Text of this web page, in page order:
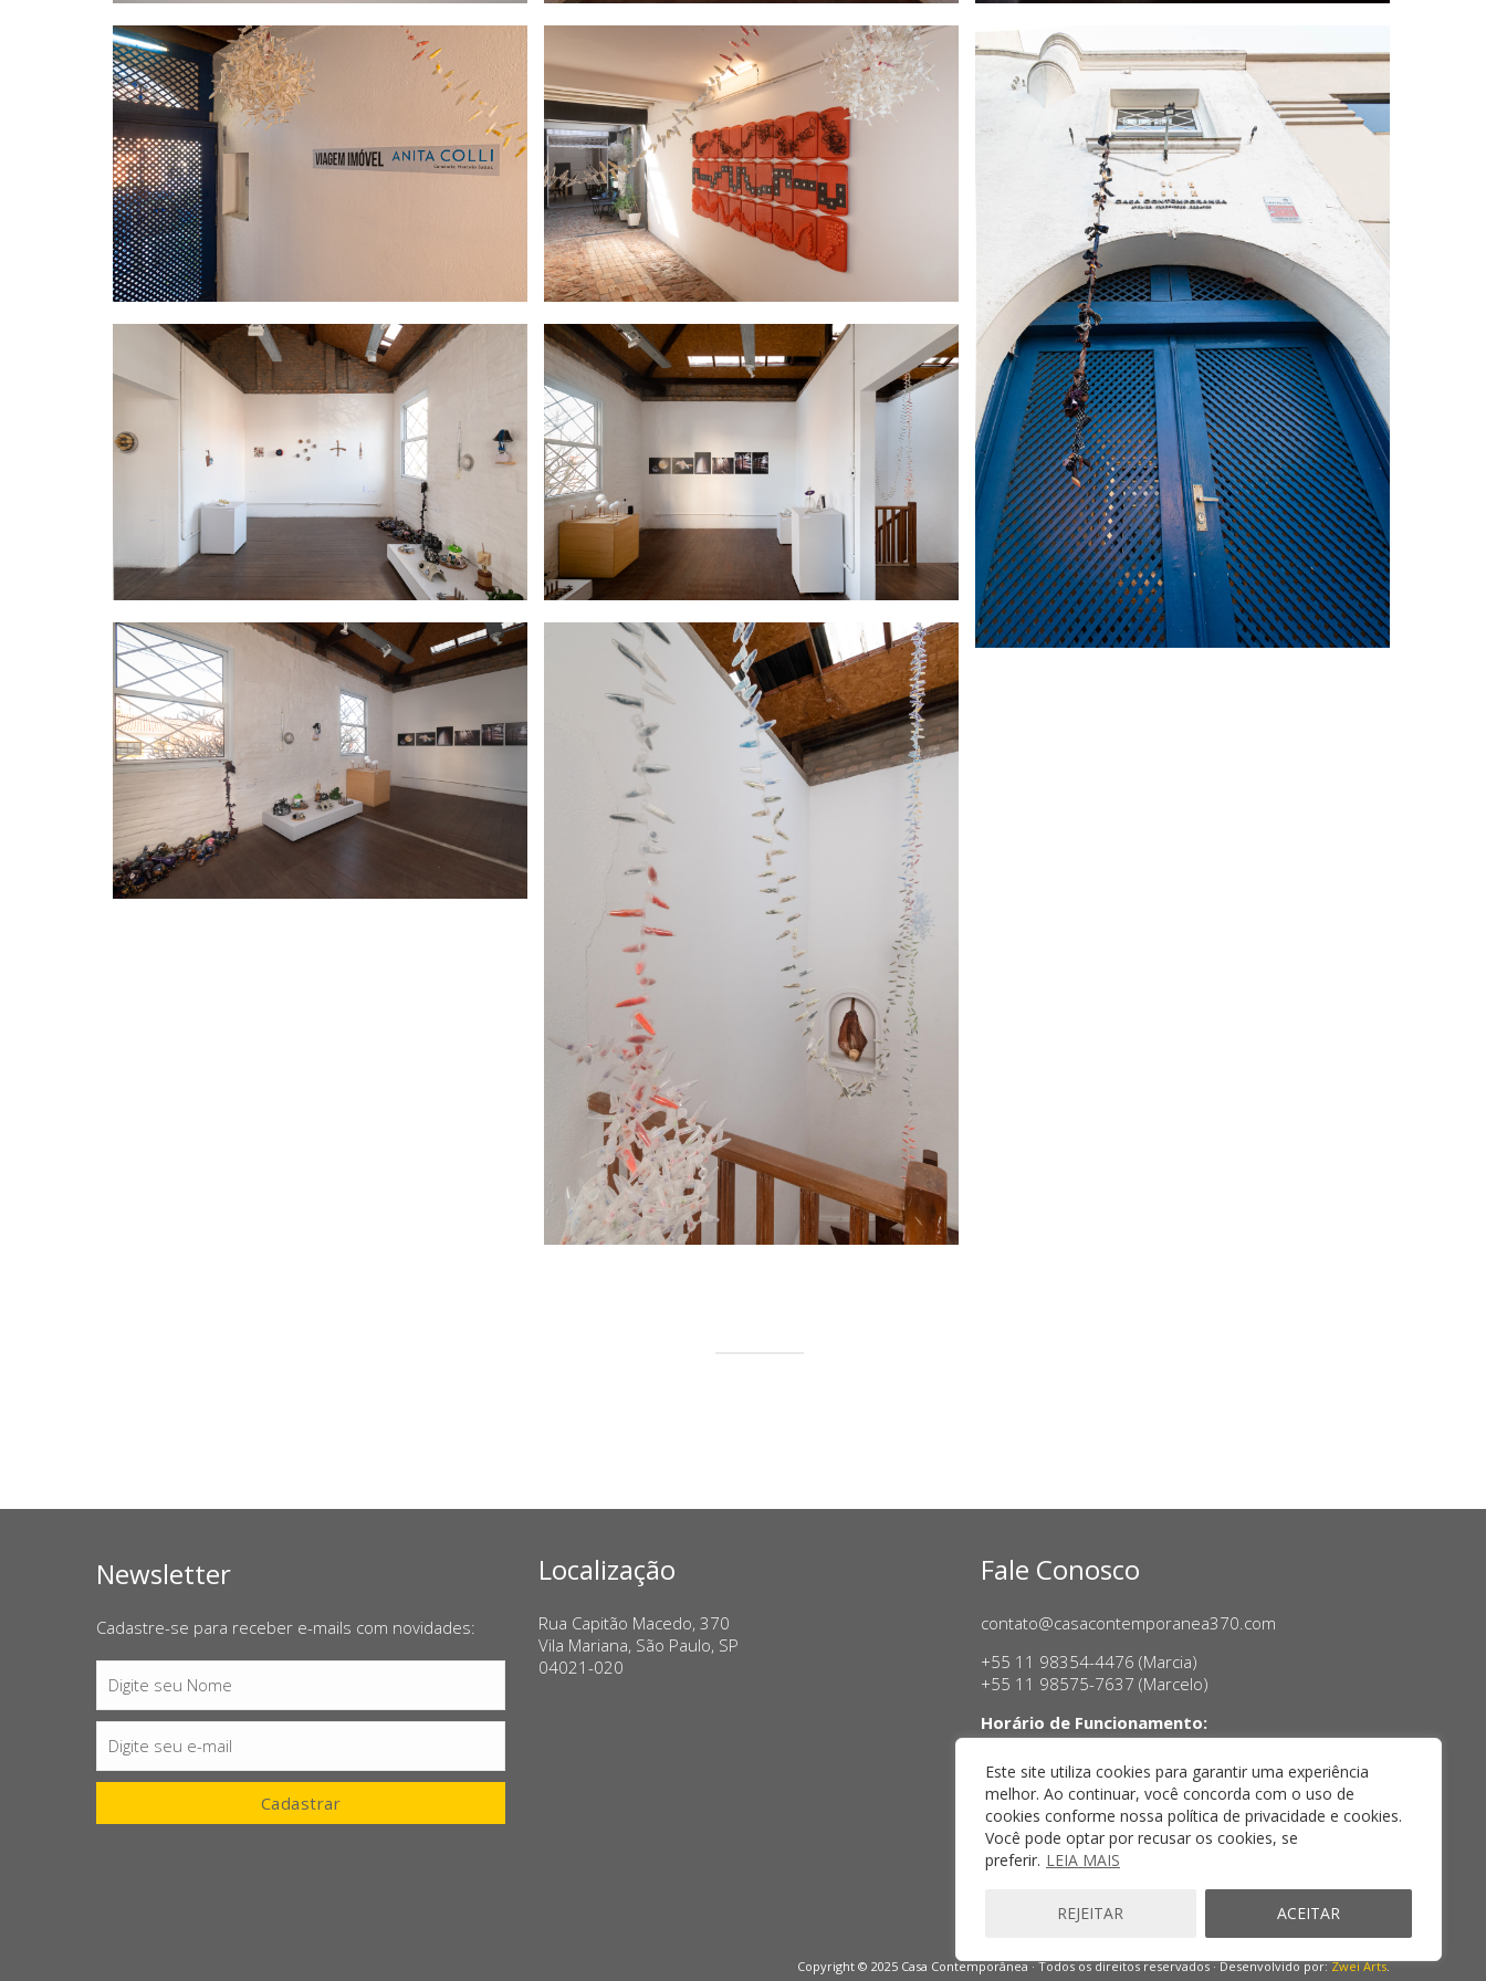
Este site utiliza cookies para garantir uma experiência
melhor. Ao continuar, você concorda com o uso de
cookies conforme nossa política de privacidade e cookies.
Você pode optar por recusar os cookies, se
preferir. LEIA MAIS
REJEITAR ACEITAR
Newsletter
Cadastre-se para receber e-mails com novidades:
Nome
Digite seu Nome
E-
mail
Digite seu e-mail
Cadastrar
Localização
Rua Capitão Macedo, 370
Vila Mariana, São Paulo, SP
04021-020
Fale Conosco
contato@casacontemporanea370.com
+55 11 98354-4476 (Marcia)
+55 11 98575-7637 (Marcelo)
Horário de Funcionamento:
Terça a sexta-feira, das 14h às 18h
Sábado das 11h às 17h
Copyright © 2025 Casa Contemporânea · Todos os direitos reservados · Desenvolvido por:Zwei Arts.